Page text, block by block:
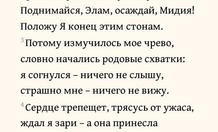
Поднимайся, Элам, осаждай, Мидия!
Положу Я конец этим стонам.
3Потому измучилось мое чрево,
словно начались родовые схватки:
я согнулся – ничего не слышу,
страшно мне – ничего не вижу.
4Сердце трепещет, трясусь от ужаса,
ждал я зари – а она принесла